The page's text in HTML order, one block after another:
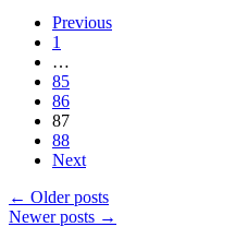
Previous
1
…
85
86
87
88
Next
← Older posts
Newer posts →